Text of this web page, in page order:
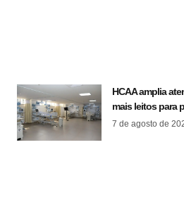
HCAA amplia
mais leitos para
7 de agosto de